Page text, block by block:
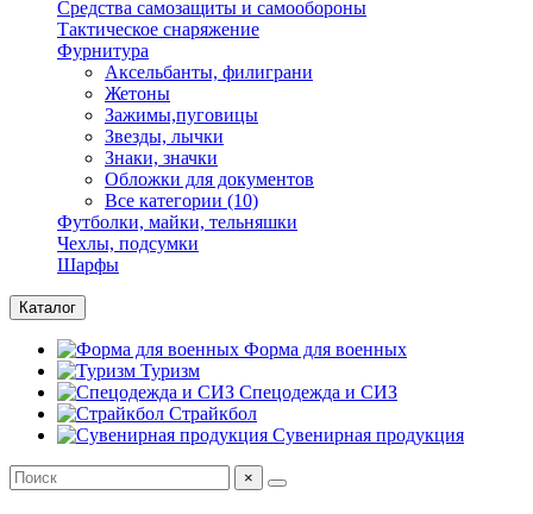
Средства самозащиты и самообороны
Тактическое снаряжение
Фурнитура
Аксельбанты, филиграни
Жетоны
Зажимы,пуговицы
Звезды, лычки
Знаки, значки
Обложки для документов
Все категории (10)
Футболки, майки, тельняшки
Чехлы, подсумки
Шарфы
Каталог
Форма для военных
Туризм
Спецодежда и СИЗ
Страйкбол
Сувенирная продукция
×